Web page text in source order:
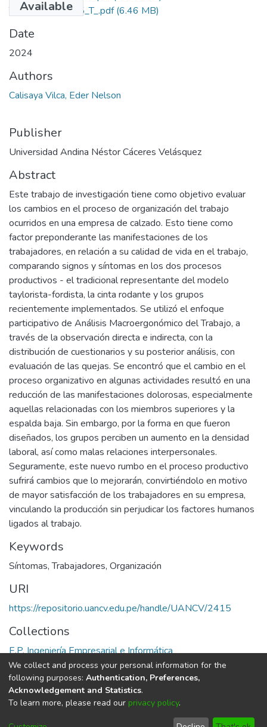
Available
T036_76722765_T_.pdf(6.46 MB)
Date
2024
Authors
Calisaya Vilca, Eder Nelson
Publisher
Universidad Andina Néstor Cáceres Velásquez
Abstract
Este trabajo de investigación tiene como objetivo evaluar
los cambios en el proceso de organización del trabajo
ocurridos en una empresa de calzado. Esto tiene como
factor preponderante las manifestaciones de los
trabajadores, en relación a su calidad de vida en el trabajo,
comparando signos y síntomas en los dos procesos
productivos - el tradicional representante del modelo
taylorista-fordista, la cinta rodante y los grupos
recientemente implementados. Se utilizó el enfoque
participativo de Análisis Macroergonómico del Trabajo, a
través de la observación directa e indirecta, con la
distribución de cuestionarios y su posterior análisis, con
evaluación de las quejas. Se encontró que el cambio en el
proceso organizativo en algunas actividades resultó en una
reducción de las manifestaciones dolorosas, especialmente
aquellas relacionadas con los miembros superiores y la
espalda baja. Sin embargo, por la forma en que fueron
diseñados, los grupos perciben un aumento en la densidad
laboral, así como malas relaciones interpersonales.
Seguramente, este nuevo rumbo en el proceso productivo
sufrirá cambios que lo mejorarán, convirtiéndolo en motivo
de mayor satisfacción de los trabajadores en su empresa,
vinculando la producción sin perjudicar los factores humanos
ligados al trabajo.
Keywords
Síntomas,Trabajadores, Organización
URI
https://repositorio.uancv.edu.pe/handle/UANCV/2415
Collections
E.P. Ingeniería Empresarial e Informática
Full item page
DSpace softwarecopyright © 2002-2026
Cookie End User Send
We collect and process your personal information for the
following purposes: Authentication, Preferences,
Acknowledgement and Statistics.
To learn more, please read our privacy policy.